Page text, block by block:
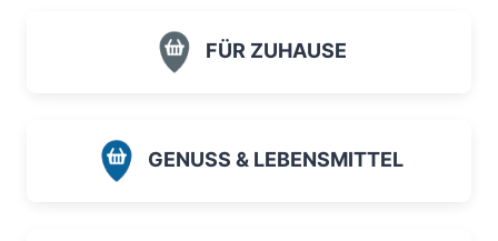
FÜR ZUHAUSE
GENUSS & LEBENSMITTEL